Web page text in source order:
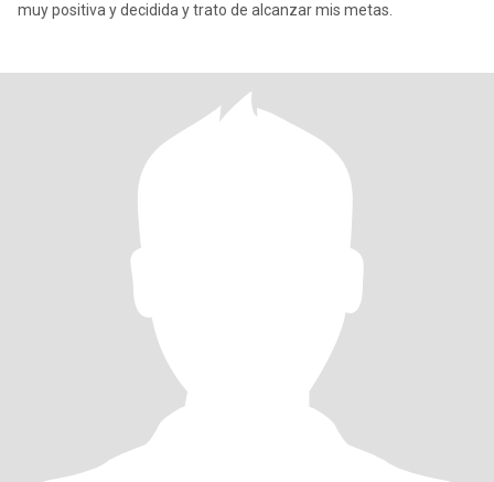
muy positiva y decidida y trato de alcanzar mis metas.